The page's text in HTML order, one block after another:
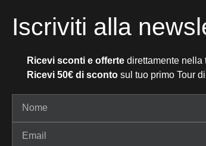
Iscriviti alla
Ricevi sconti e offerte direttamente nella
Ricevi 50€ di sconto sul tuo primo Tour